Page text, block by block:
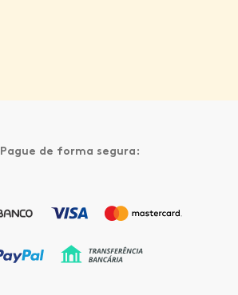
Pague de forma segura: